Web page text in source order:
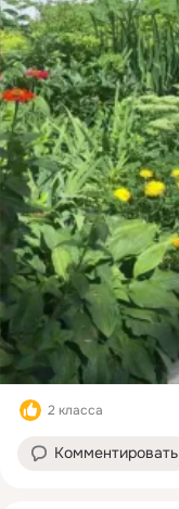
2 класса
Комментировать